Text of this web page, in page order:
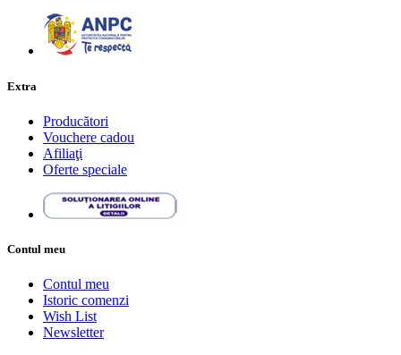
Extra
Producători
Vouchere cadou
Afiliaţi
Oferte speciale
Contul meu
Contul meu
Istoric comenzi
Wish List
Newsletter